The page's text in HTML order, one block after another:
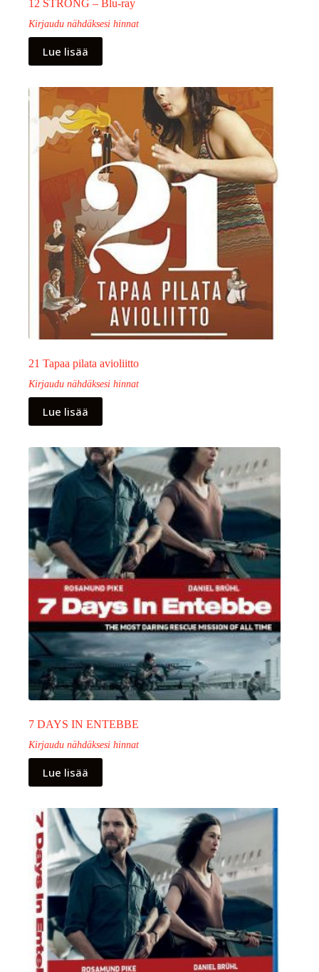
12 STRONG – Blu-ray
Kirjaudu nähdäksesi hinnat
Lue lisää
21 Tapaa pilata avioliitto
Kirjaudu nähdäksesi hinnat
Lue lisää
7 DAYS IN ENTEBBE
Kirjaudu nähdäksesi hinnat
Lue lisää